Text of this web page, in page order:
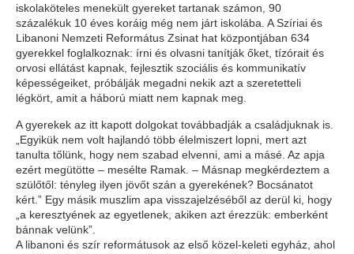
iskolaköteles menekült gyereket tartanak számon, 90
százalékuk 10 éves koráig még nem járt iskolába. A Szíriai és
Libanoni Nemzeti Református Zsinat hat központjában 634
gyerekkel foglalkoznak: írni és olvasni tanítják őket, tízórait és
orvosi ellátást kapnak, fejlesztik szociális és kommunikatív
képességeiket, próbálják megadni nekik azt a szeretetteli
légkört, amit a háború miatt nem kapnak meg.
A gyerekek az itt kapott dolgokat továbbadják a családjuknak is.
„Egyikük nem volt hajlandó több élelmiszert lopni, mert azt
tanulta tőlünk, hogy nem szabad elvenni, ami a másé. Az apja
ezért megütötte – mesélte Ramak. – Másnap megkérdeztem a
szülőtől: tényleg ilyen jövőt szán a gyerekének? Bocsánatot
kért.” Egy másik muszlim apa visszajelzéséből az derül ki, hogy
„a keresztyének az egyetlenek, akiken azt érezzük: emberként
bánnak velünk”.
A libanoni és szír reformátusok az első közel-keleti egyház, ahol